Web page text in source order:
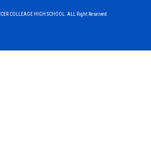
COLLEAGE HIGH SCHOOL. ALL Right Reserved.